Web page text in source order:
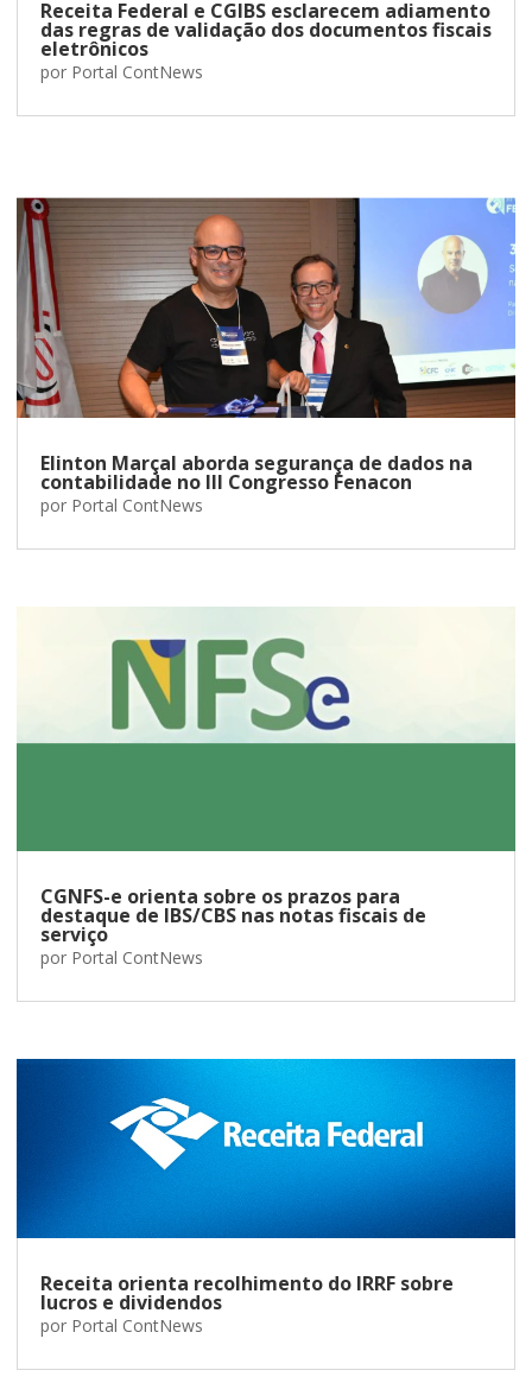
Receita Federal e CGIBS esclarecem adiamento
das regras de validação dos documentos fiscais
eletrônicos
por Portal ContNews
Elinton Marçal aborda segurança de dados na
contabilidade no III Congresso Fenacon
por Portal ContNews
CGNFS-e orienta sobre os prazos para
destaque de IBS/CBS nas notas fiscais de
serviço
por Portal ContNews
Receita orienta recolhimento do IRRF sobre
lucros e dividendos
por Portal ContNews